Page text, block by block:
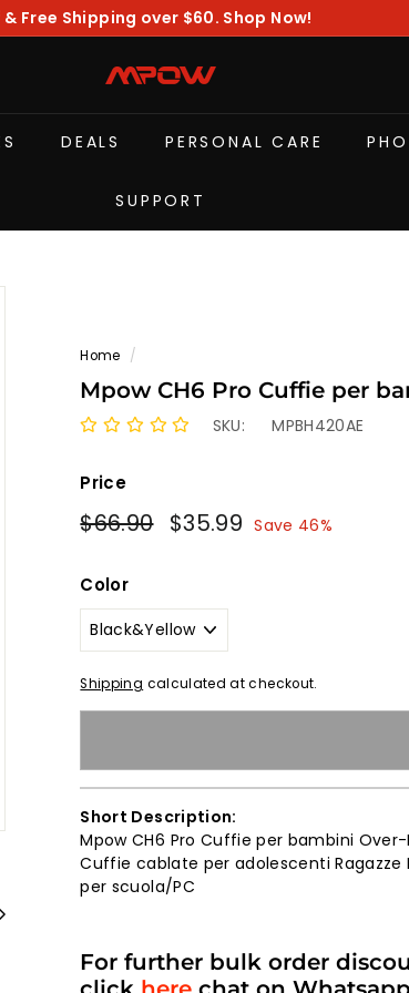
Pause
slideshow
Free Shipping over $60. Shop Now!
M
P
O
DEALS PERSONAL CARE
SUPPORT
Home /
Mpow CH6 Pro Cuffie per
SKU: MPBH420AE
Price
Regular
$66.90$66.90
Sale
$35.99 $35.99
Save 46%
Color
Shipping calculated at checkout.
Short Description:
Mpow CH6 Pro Cuffie per bambini
Cuffie cablate per adolescenti Ragazze
per scuola/PC
For further bulk order